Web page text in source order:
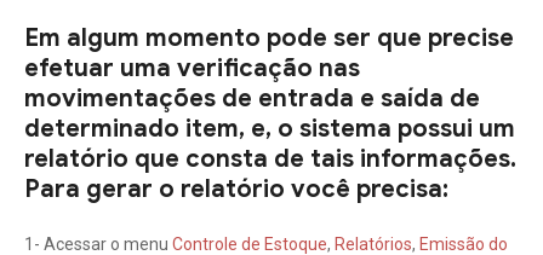
Contato
Blog
10
Em algum momento pode ser que precise
efetuar uma verificação nas
movimentações de entrada e saída de
determinado item, e, o sistema possui um
relatório que consta de tais informações.
Para gerar o relatório você precisa:
1- Acessar o menu Controle de Estoque, Relatórios, Emissão do